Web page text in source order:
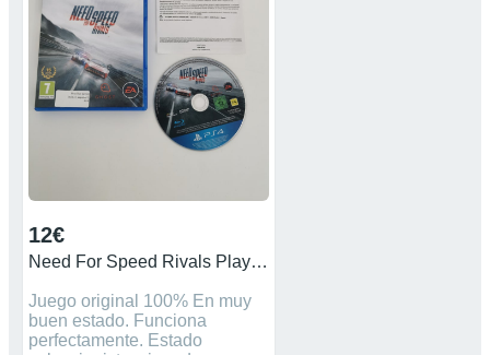
12€
Need For Speed Rivals Playstation PS4
Juego original 100% En muy
buen estado. Funciona
perfectamente. Estado